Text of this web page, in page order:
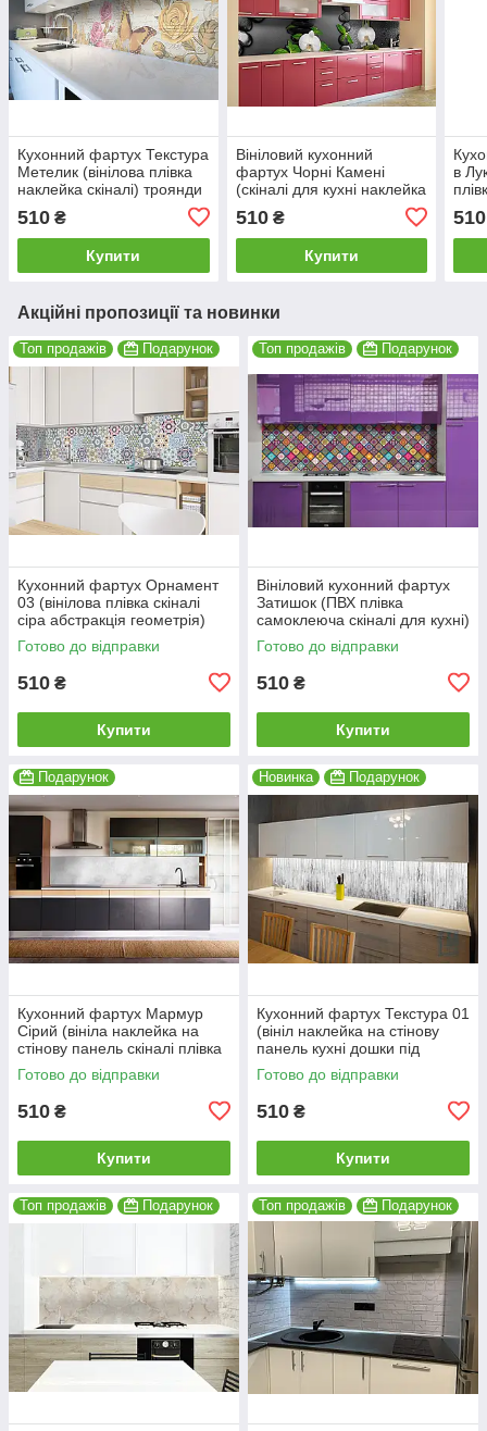
Кухонний фартух Текстура
Метелик (вінілова плівка
наклейка скіналі) троянди
600*2000 мм
510 ₴
Купити
Вініловий кухонний
фартух Чорні Камені
(скіналі для кухні наклейка
Текстура 600*2000 мм
510₴
Купити
в
510
Акційні пропозиції та новинки
Топ продажів Подарунок
Кухонний фартух Орнамент
03 (вінілова плівка скіналі
сіра абстракція геометрія)
600*2000мм
Готово до відправки
510 ₴
Купити
Топ продажів Подарунок
Вініловий кухонний фартух
Затишок (ПВХ плівка
самоклеюча скіналі для кухні)
600*2000 мм
Готово до відправки
510 ₴
Купити
Подарунок
Кухонний фартух Мармур
Сірий (вініла наклейка на
стінову панель скіналі плівка
камінь мармуровий)
600*2000
Готово до відправки
510 ₴
Купити
Новинка Подарунок
Кухонний фартух Текстура 01
(вініл наклейка на стінову
панель кухні дошки під
дерево) 600*2000мм
Готово до відправки
510 ₴
Купити
Топ продажів Подарунок Топ продажів Подарунок